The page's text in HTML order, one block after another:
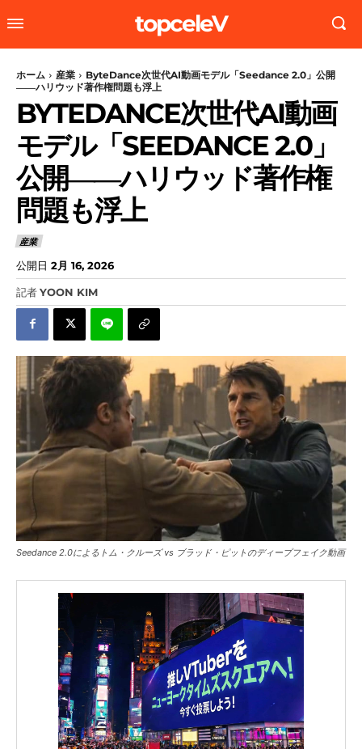
topceleV
ホーム 産業
ByteDance次世代AI動画モデル「Seedance 2.0」公開
――ハリウッド著作権問題も浮上
BYTEDANCE次世代AI動画
モデル「SEEDANCE 2.0」
公開――ハリウッド著作権
問題も浮上
産業
公開日 2月 16, 2026
記者YOON KIM
Seedance 2.0によるトム・クルーズ vs ブラッド・ピットのディープフェイク動画